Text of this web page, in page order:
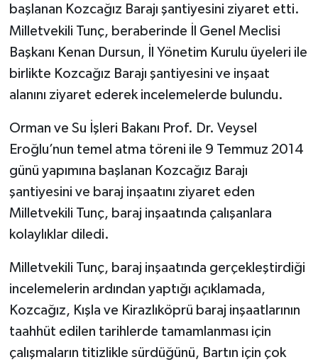
başlanan Kozcağız Barajı şantiyesini ziyaret etti.
Milletvekili Tunç, beraberinde İl Genel Meclisi
Başkanı Kenan Dursun, İl Yönetim Kurulu üyeleri ile
birlikte Kozcağız Barajı şantiyesini ve inşaat
alanını ziyaret ederek incelemelerde bulundu.
Orman ve Su İşleri Bakanı Prof. Dr. Veysel
Eroğlu’nun temel atma töreni ile 9 Temmuz 2014
günü yapımına başlanan Kozcağız Barajı
şantiyesini ve baraj inşaatını ziyaret eden
Milletvekili Tunç, baraj inşaatında çalışanlara
kolaylıklar diledi.
Milletvekili Tunç, baraj inşaatında gerçekleştirdiği
incelemelerin ardından yaptığı açıklamada,
Kozcağız, Kışla ve Kirazlıköprü baraj inşaatlarının
taahhüt edilen tarihlerde tamamlanması için
çalışmaların titizlikle sürdüğünü, Bartın için çok